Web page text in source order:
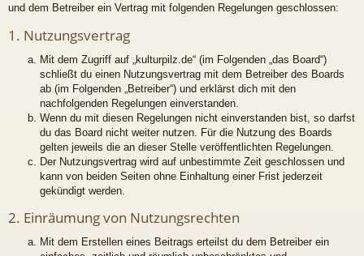
und dem Betreiber ein Vertrag mit folgenden Regelungen geschlossen:
1. Nutzungsvertrag
Mit dem Zugriff auf „kulturpilz.de“ (im Folgenden „das Board“)
schließt du einen Nutzungsvertrag mit dem Betreiber des Boards
ab (im Folgenden „Betreiber“) und erklärst dich mit den
nachfolgenden Regelungen einverstanden.
Wenn du mit diesen Regelungen nicht einverstanden bist, so darfst
du das Board nicht weiter nutzen. Für die Nutzung des Boards
gelten jeweils die an dieser Stelle veröffentlichten Regelungen.
Der Nutzungsvertrag wird auf unbestimmte Zeit geschlossen und
kann von beiden Seiten ohne Einhaltung einer Frist jederzeit
gekündigt werden.
2. Einräumung von Nutzungsrechten
Mit dem Erstellen eines Beitrags erteilst du dem Betreiber ein